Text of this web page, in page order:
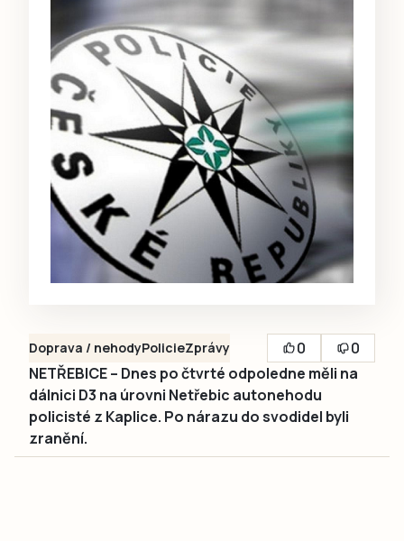
Doprava / nehodyPolicieZprávy 0
0
NETŘEBICE – Dnes po čtvrté odpoledne měli na
dálnici D3 na úrovni Netřebic autonehodu
policisté z Kaplice. Po nárazu do svodidel byli
zranění.